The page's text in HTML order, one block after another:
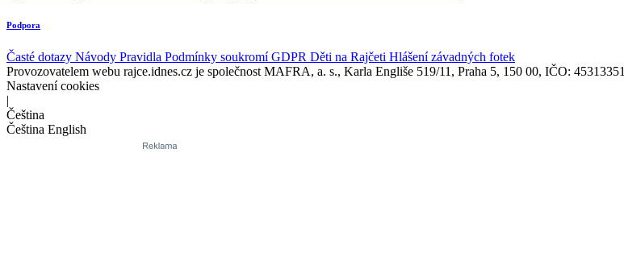
Podpora
Časté dotazy Návody Pravidla Podmínky soukromíGDPR Děti na Rajčeti Hlášení závadných fotek
Provozovatelem webu rajce.idnes.cz je společnost MAFRA, a. s., Karla Engliše 519/11, Praha 5, 150 00, IČO: 45313351
Nastavení cookies
|
Čeština
Čeština English